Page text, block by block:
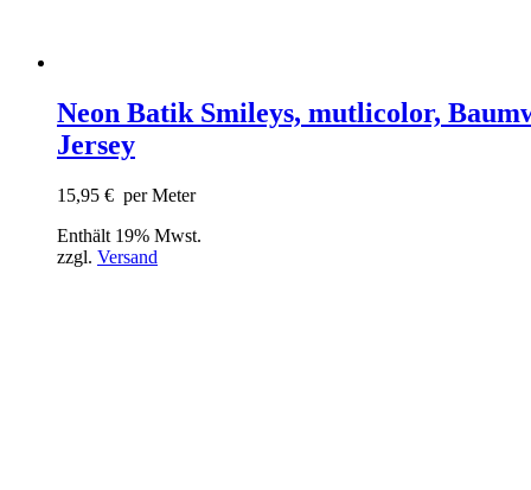
Neon Batik Smileys, mutlicolor,
Jersey
15,95 € per Meter
Enthält 19% Mwst.
zzgl. Versand